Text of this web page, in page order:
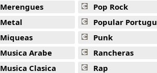
Merengues
Metal
Miqueas
Musica Arabe
Musica Clasica
Pop Rock
Popular Portuguesa
Punk
Rancheras
Rap